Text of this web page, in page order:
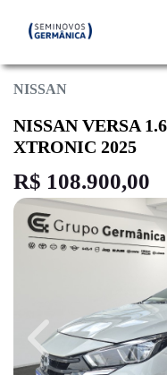
NISSAN
NISSAN VERSA
XTRONIC 2025
R$ 108.900,00
Previous